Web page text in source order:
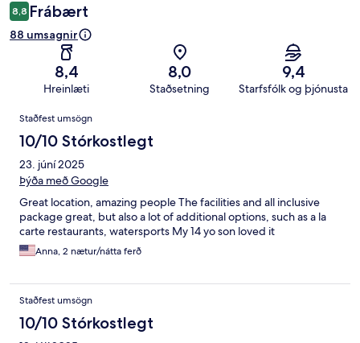
8,8 Frábært
88 umsagnir
8,4
Hreinlæti
8,0
Staðsetning
9,4
Starfsfólk og þjónusta
Umsagnir
Staðfest umsögn
10/10 Stórkostlegt
23. júní 2025
Þýða með Google
Great location, amazing people The facilities and all inclusive
package great, but also a lot of additional options, such as a la
carte restaurants, watersports My 14 yo son loved it
Anna, 2 nætur/nátta ferð
Staðfest umsögn
10/10 Stórkostlegt